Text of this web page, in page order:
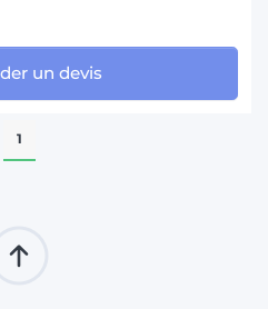
un devis
1